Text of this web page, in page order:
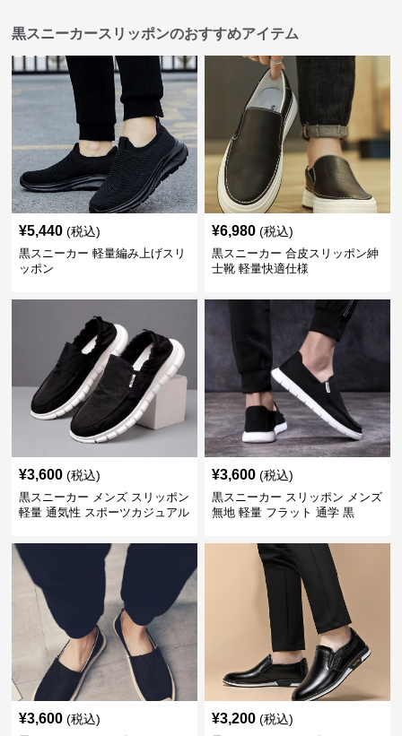
黒スニーカースリッポンのおすすめアイテム
¥5,440 (税込)
黒スニーカー 軽量編み上げスリ
ッポン
¥6,980 (税込)
黒スニーカー 合皮スリッポン紳
士靴 軽量快適仕様
¥3,600 (税込)
黒スニーカー メンズ スリッポン
軽量 通気性 スポーツカジュアル
¥3,600 (税込)
黒スニーカー スリッポン メンズ
無地 軽量 フラット 通学 黒
¥3,600 (税込) ¥3,200 (税込)